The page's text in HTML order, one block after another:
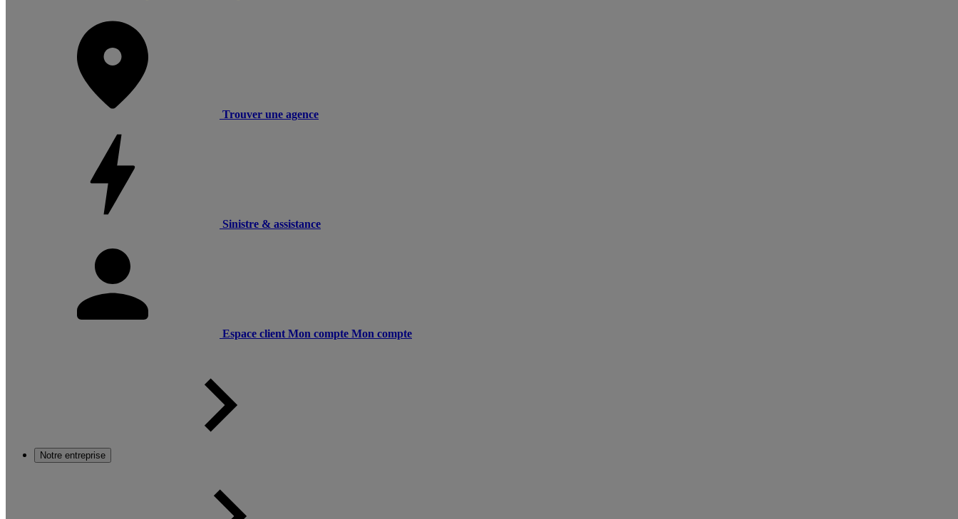
Trouver une agence
Sinistre & assistance
Espace client Mon compte Mon compte
Notre entreprise